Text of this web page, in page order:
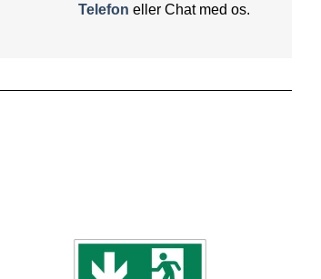
Telefon eller Chat med os.